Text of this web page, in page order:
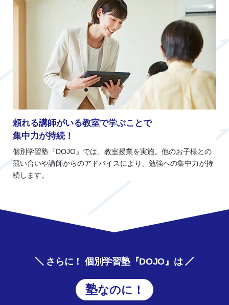
頼れる講師がいる教室で学ぶことで
集中力が持続！
個別学習塾『DOJO』では、教室授業を実施。他のお子様との
競い合いや講師からのアドバイスにより、勉強への集中力が持
続します。
さらに！ 個別学習塾『DOJO』は
塾なのに！